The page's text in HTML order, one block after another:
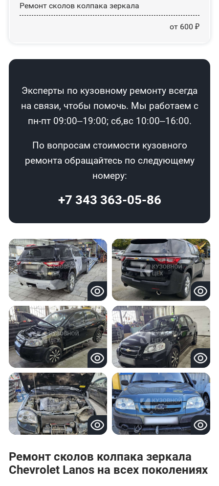
Ремонт сколов колпака зеркала
от 600 ₽
Эксперты по кузовному ремонту всегда
на связи, чтобы помочь. Мы работаем с
пн-пт 09:00–19:00; сб,вс 10:00–16:00.
По вопросам стоимости кузовного
ремонта обращайтесь по следующему
номеру:
+7 343 363-05-86
Ремонт сколов колпака зеркала
Chevrolet Lanos на всех поколениях